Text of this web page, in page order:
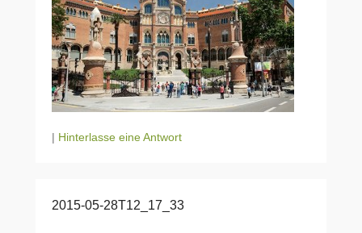
| Hinterlasse eine Antwort
2015-05-28T12_17_33